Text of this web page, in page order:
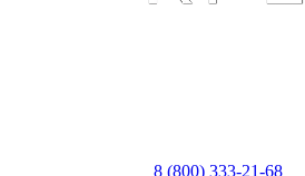
8 (800) 333‑21-68